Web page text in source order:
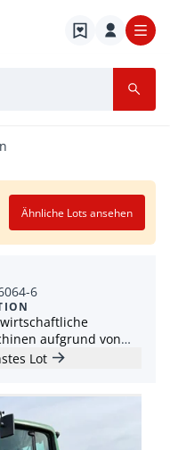
Ähnliche Lots ansehen
6
aufgrund von
bei
Lot